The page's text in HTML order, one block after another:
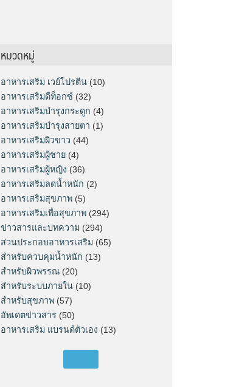
หมวดหมู่
อาหารเสริม เวย์โปรตีน (10)
อาหารเสริมดีท็อกซ์ (32)
อาหารเสริมบำรุงกระดูก (4)
อาหารเสริมบำรุงสายตา (1)
อาหารเสริมผิวขาว (44)
อาหารเสริมผู้ชาย (4)
อาหารเสริมผู้หญิง (36)
อาหารเสริมลดน้ำหนัก (2)
อาหารเสริมสุขภาพ (5)
อาหารเสริมเพื่อสุขภาพ (294)
ข่าวสารและบทความ (294)
ส่วนประกอบอาหารเสริม (65)
สำหรับควบคุมน้ำหนัก (13)
สำหรับผิวพรรณ (20)
สำหรับระบบภายใน (10)
สำหรับสุขภาพ (57)
อัพเดตข่าวสาร (50)
อาหารเสริม แบรนด์ตัวเอง (13)